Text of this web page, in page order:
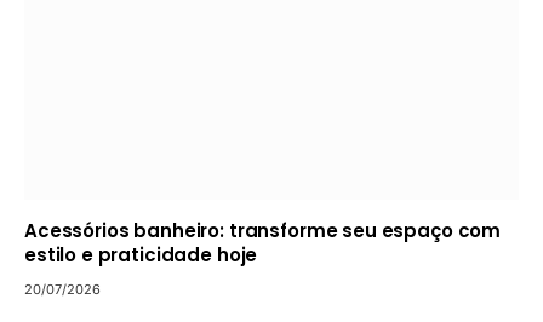
Acessórios banheiro: transforme seu espaço com
estilo e praticidade hoje
20/07/2026